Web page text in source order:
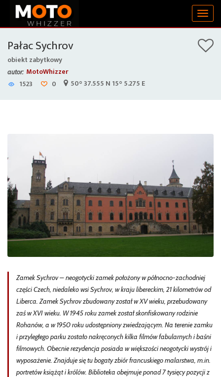
Pałac Sychrov
obiekt zabytkowy
autor: MotoWhizzer
1523
0 50° 37.555 N 15° 5.275 E
Zamek Sychrov – neogotycki zamek położony w północno-zachodniej
części Czech, niedaleko wsi Sychrov, w kraju libereckim, 21 kilometrów od
Liberca. Zamek Sychrov zbudowany został w XV wieku, przebudowany
zaś w XVI wieku. W 1945 roku zamek został skonfiskowany rodzinie
Rohanów, a w 1950 roku udostępniony zwiedzającym. Na terenie zamku
i przyległego parku zostało nakręconych kilka filmów fabularnych i baśni
filmowych. Obecnie rezydencja posiada w większości neogotycki wystrój i
wyposażenie. Znajduje się tu bogaty zbiór francuskiego malarstwa, m.in.
portretów książąt i królów. Biblioteka obejmuje ponad 7 tysięcy pozycji z